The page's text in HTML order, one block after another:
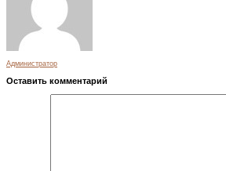
Администратор
Оставить комментарий